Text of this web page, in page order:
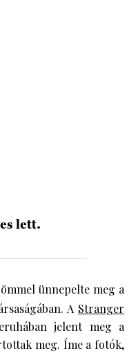
lett.
ünnepelte meg a
A Stranger
jelent meg a
meg. Íme a fotók,